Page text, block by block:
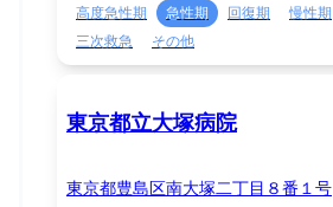
高度急性期 急性期 回復期 慢性期
三次救急
その他
東京都立大塚病院
東京都豊島区南大塚二丁目８番１号